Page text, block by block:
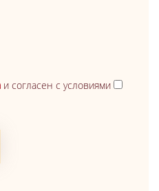
и согласен с условиями